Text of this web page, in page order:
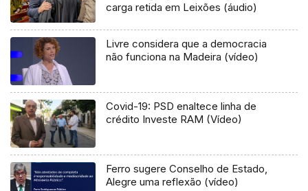
carga retida em Leixões (áudio)
Livre considera que a democracia
não funciona na Madeira (vídeo)
Covid-19: PSD enaltece linha de
crédito Investe RAM (Vídeo)
Ferro sugere Conselho de Estado,
Alegre uma reflexão (vídeo)